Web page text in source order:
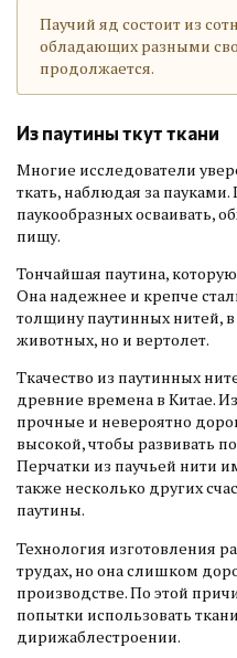
Паучий яд состоит из
обладающих разными
продолжается.
Из паутины ткут ткани
Многие исследователи
ткать, наблюдая за пауками.
паукообразных осваивать,
пищу.
Тончайшая паутина,
Она надежнее и крепче
толщину паутинных нитей,
животных, но и вертолет.
Ткачество из паутинных
древние времена в Китае.
прочные и невероятно
высокой, чтобы развивать
Перчатки из паучьей нити
также несколько других
паутины.
Технология изготовления
трудах, но она слишком
производстве. По этой
попытки использовать
дирижаблестроении.